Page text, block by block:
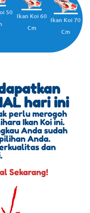
50 Ikan Koi 60
Cm
Ikan Koi 70
Cm
hari ini
perlu merogoh
Ikan Koi ini.
Anda sudah
Anda.
dan
Sekarang!